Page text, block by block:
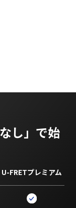
なし」で始
U-FRETプレミアム